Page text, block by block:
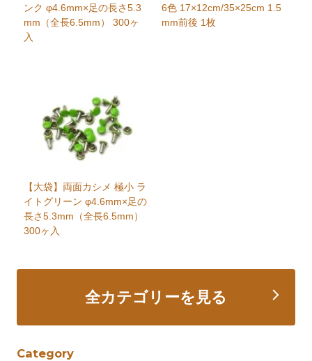
ンク φ4.6mm×足の長さ5.3
mm（全長6.5mm） 300ヶ
入
6色 17×12cm/35×25cm 1.5
mm前後 1枚
【大袋】両面カシメ 極小 ラ
イトグリーン φ4.6mm×足の
長さ5.3mm（全長6.5mm）
300ヶ入
全カテゴリーを見る
Category